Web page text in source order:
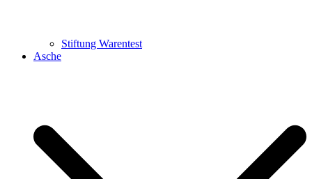
Stiftung Warentest
Asche